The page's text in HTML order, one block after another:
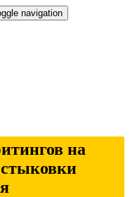
navigation
на